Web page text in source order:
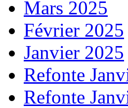
Mars 2025
Février 2025
Janvier 2025
Refonte
Refonte